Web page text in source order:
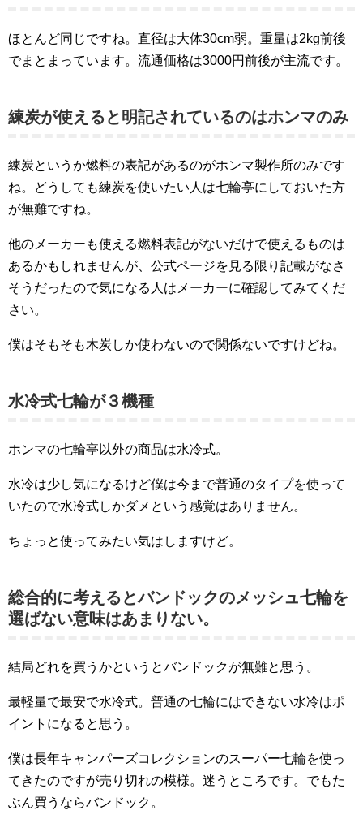
ほとんど同じですね。直径は大体30cm弱。重量は2kg前後
でまとまっています。流通価格は3000円前後が主流です。
練炭が使えると明記されているのはホンマのみ
練炭というか燃料の表記があるのがホンマ製作所のみです
ね。どうしても練炭を使いたい人は七輪亭にしておいた方
が無難ですね。
他のメーカーも使える燃料表記がないだけで使えるものは
あるかもしれませんが、公式ページを見る限り記載がなさ
そうだったので気になる人はメーカーに確認してみてくだ
さい。
僕はそもそも木炭しか使わないので関係ないですけどね。
水冷式七輪が３機種
ホンマの七輪亭以外の商品は水冷式。
水冷は少し気になるけど僕は今まで普通のタイプを使って
いたので水冷式しかダメという感覚はありません。
ちょっと使ってみたい気はしますけど。
総合的に考えるとバンドックのメッシュ七輪を
選ばない意味はあまりない。
結局どれを買うかというとバンドックが無難と思う。
最軽量で最安で水冷式。普通の七輪にはできない水冷はポ
イントになると思う。
僕は長年キャンパーズコレクションのスーパー七輪を使っ
てきたのですが売り切れの模様。迷うところです。でもた
ぶん買うならバンドック。